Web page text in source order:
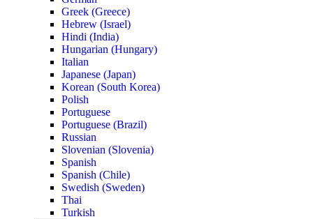
Greek (Greece)
Hebrew (Israel)
Hindi (India)
Hungarian (Hungary)
Italian
Japanese (Japan)
Korean (South Korea)
Polish
Portuguese
Portuguese (Brazil)
Russian
Slovenian (Slovenia)
Spanish
Spanish (Chile)
Swedish (Sweden)
Thai
Turkish